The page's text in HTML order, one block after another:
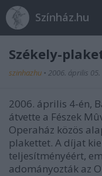
Színház.hu
Székely-
szinhazhu • 2006. április 05.
2006. április 4-én,
átvette a Fészek
Operaház közös
plakettet. A díjat
teljesítményéért,
adományozták az